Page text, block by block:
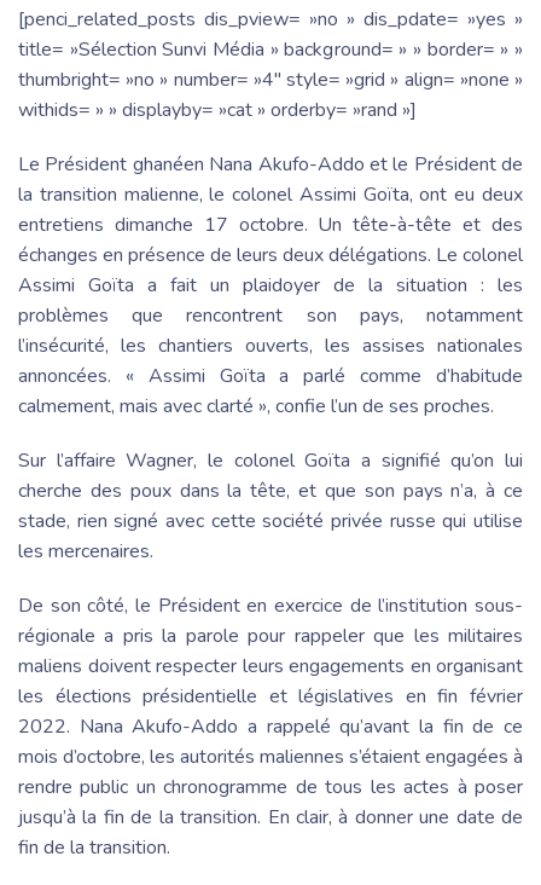
[penci_related_posts dis_pview= »no » dis_pdate= »yes »
title= »Sélection Sunvi Média » background= » » border= » »
thumbright= »no » number= »4″ style= »grid » align= »none »
withids= » » displayby= »cat » orderby= »rand »]
Le Président ghanéen Nana Akufo-Addo et le Président de
la transition malienne, le colonel Assimi Goïta, ont eu deux
entretiens dimanche 17 octobre. Un tête-à-tête et des
échanges en présence de leurs deux délégations. Le colonel
Assimi Goïta a fait un plaidoyer de la situation : les
problèmes que rencontrent son pays, notamment
l’insécurité, les chantiers ouverts, les assises nationales
annoncées. « Assimi Goïta a parlé comme d’habitude
calmement, mais avec clarté », confie l’un de ses proches.
Sur l’affaire Wagner, le colonel Goïta a signifiéqu’on lui
cherche des poux dans la tête, et que son pays n’a, à ce
stade, rien signé avec cette société privée russe qui utilise
les mercenaires.
De son côté, le Présidenten exercice de l’institution sous-
régionale a pris la parole pour rappeler que les militaires
maliens doivent respecter leurs engagements en organisant
les élections présidentielle et législatives en fin février
2022. Nana Akufo-Addo a rappelé qu’avant la fin de ce
mois d’octobre, les autorités maliennes s’étaientengagées à
rendrepublic un chronogramme de tous les actes à poser
jusqu’à la fin de la transition. En clair, à donner une date de
fin de la transition.